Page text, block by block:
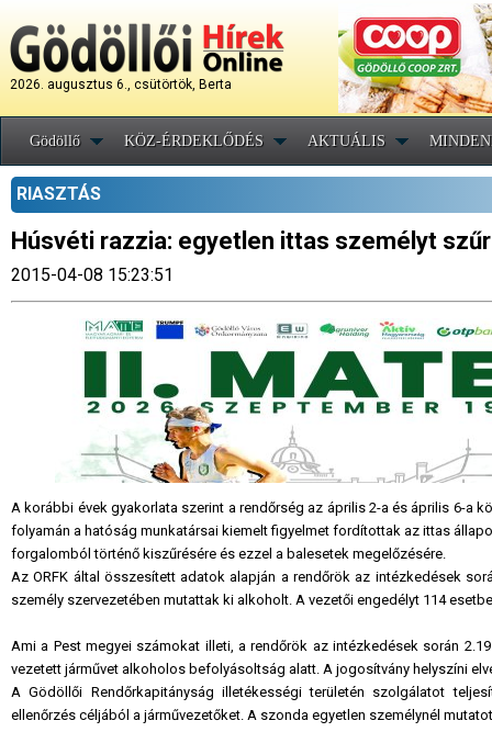
2026. augusztus 6., csütörtök, Berta
Gödöllő KÖZ-ÉRDEKLŐDÉS AKTUÁLIS
RIASZTÁS
Húsvéti razzia: egyetlen ittas személyt
2015-04-08 15:23:51
A korábbi évek gyakorlata szerint a rendőrség az április 2-a és április 6-a
folyamán a hatóság munkatársai kiemelt figyelmet fordítottak az ittas
forgalomból történő kiszűrésére és ezzel a balesetek megelőzésére.
Az ORFK által összesített adatok alapján a rendőrök az intézkedések
személy szervezetében mutattak ki alkoholt. A vezetői engedélyt 114
Ami a Pest megyei számokat illeti, a rendőrök az intézkedések során
vezetett járművet alkoholos befolyásoltság alatt. A jogosítvány helyszíni
A Gödöllői Rendőrkapitányság illetékességi területén szolgálatot
ellenőrzés céljából a járművezetőket. A szonda egyetlen személynél